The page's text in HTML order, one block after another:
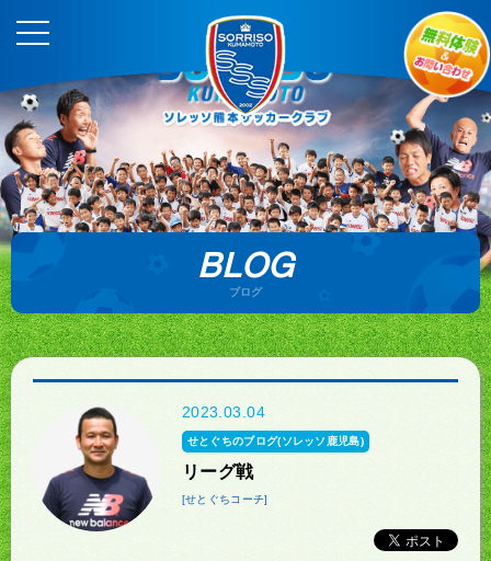
BLOG
ブログ
2023.03.04
せとぐちのブログ(ソレッソ鹿児島)
リーグ戦
[せとぐちコーチ]